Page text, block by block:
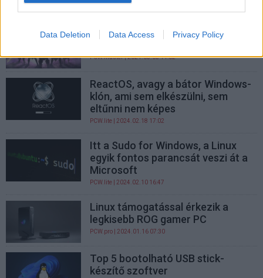
Data Deletion Data Access Privacy Policy
PCW.lite| 2024.03.06 06:01
Mire számíthat ma, aki Linuxon
PCW.master| 2024.03.03 11:02
ReactOS, avagy a bátor Windows-
klón, ami sem elkészülni, sem
eltűnni nem képes
PCW.lite | 2024.02.18 17:02
Itt a Sudo for Windows, a Linux
egyik fontos parancsát veszi át a
Microsoft
PCW.lite | 2024.02.10 16:47
Linux támogatással érkezik a
legkisebb ROG gamer PC
PCW.pro | 2024.01.16 07:30
Top 5 bootolható USB stick-
készítő szoftver